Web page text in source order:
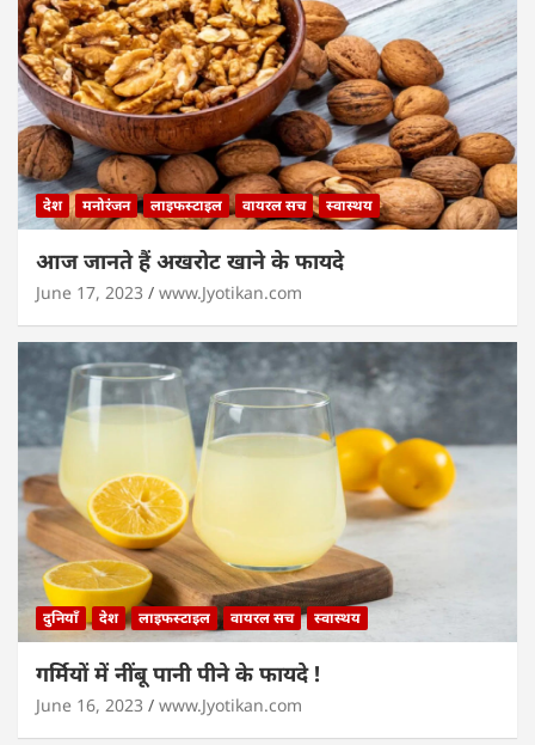
देश मनोरंजन लाइफस्टाइल वायरल सच स्वास्थय
आज जानते हैं अखरोट खाने के फायदे
June 17, 2023 www.Jyotikan.com
दुनियाँ देश लाइफस्टाइल वायरल सच स्वास्थय
गर्मियों में नींबू पानी पीने के फायदे !
June 16, 2023 www.Jyotikan.com